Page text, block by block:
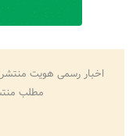
اخبار رسمی هویت
مطلب